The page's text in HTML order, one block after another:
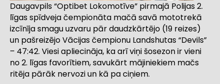
Daugavpils “Optibet Lokomotīve” pirmajā Polijas 2.
līgas spīdveja čempionāta mačā savā mototrekā
izcīnīja smagu uzvaru pār daudzkārtējo (19 reizes)
un pašreizējo Vācijas čempionu Landshutas “Devils”
– 47:42. Viesi apliecināja, ka arī viņi šosezon ir vieni
no 2. līgas favorītiem, savukārt mājiniekiem mačs
ritēja pārāk nervozi un kā pa ciņiem.